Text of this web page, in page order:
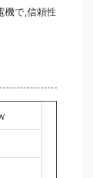
機で,信頼性